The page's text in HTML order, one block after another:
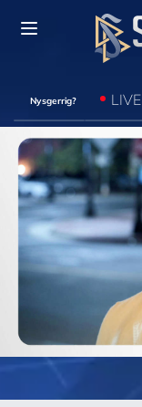
Nysgerrig? LIVE